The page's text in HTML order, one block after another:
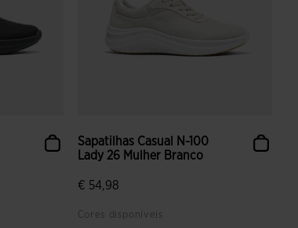
Sapatilhas Casual N-100
Lady 26 Mulher Branco
€ 54,98
Cores disponíveis